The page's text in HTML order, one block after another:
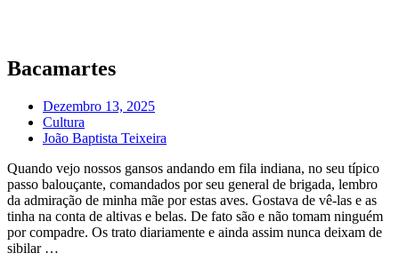
conteúdo
Bacamartes
Dezembro 13, 2025
Cultura
João Baptista Teixeira
Quando vejo nossos gansos andando em fila indiana, no seu típico
passo balouçante, comandados por seu general de brigada, lembro
da admiração de minha mãe por estas aves. Gostava de vê-las e as
tinha na conta de altivas e belas. De fato são e não tomam ninguém
por compadre. Os trato diariamente e ainda assim nunca deixam de
sibilar …